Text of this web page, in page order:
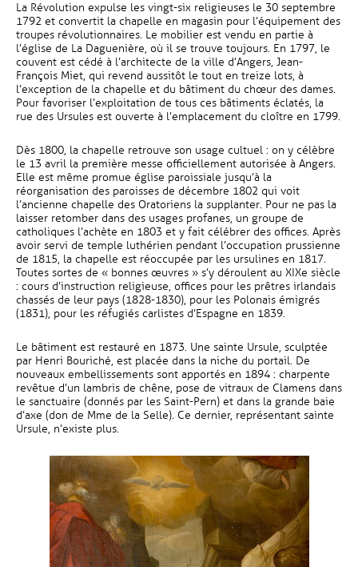
La Révolution expulse les vingt-six religieuses le 30 septembre
1792 et convertit la chapelle en magasin pour l’équipement des
troupes révolutionnaires. Le mobilier est vendu en partie à
l’église de La Daguenière, où il se trouve toujours. En 1797, le
couvent est cédé à l’architecte de la ville d’Angers, Jean-
François Miet, qui revend aussitôt le tout en treize lots, à
l’exception de la chapelle et du bâtiment du chœur des dames.
Pour favoriser l’exploitation de tous ces bâtiments éclatés, la
rue des Ursules est ouverte à l’emplacement du cloître en 1799.
Dès 1800, la chapelle retrouve son usage cultuel : on y célèbre
le 13 avril la première messe officiellement autorisée à Angers.
Elle est même promue église paroissiale jusqu’à la
réorganisation des paroisses de décembre 1802 qui voit
l’ancienne chapelle des Oratoriens la supplanter. Pour ne pas la
laisser retomber dans des usages profanes, un groupe de
catholiques l’achète en 1803 et y fait célébrer des offices. Après
avoir servi de temple luthérien pendant l’occupation prussienne
de 1815, la chapelle est réoccupée par les ursulines en 1817.
Toutes sortes de « bonnes œuvres » s’y déroulent au XIXe siècle
: cours d’instruction religieuse, offices pour les prêtres irlandais
chassés de leur pays (1828-1830), pour les Polonais émigrés
(1831), pour les réfugiés carlistes d’Espagne en 1839.
Le bâtiment est restauré en 1873. Une sainte Ursule, sculptée
par Henri Bouriché, est placée dans la niche du portail. De
nouveaux embellissements sont apportés en 1894 : charpente
revêtue d’un lambris de chêne, pose de vitraux de Clamens dans
le sanctuaire (donnés par les Saint-Pern) et dans la grande baie
d’axe (don de Mme de la Selle). Ce dernier, représentant sainte
Ursule, n’existe plus.